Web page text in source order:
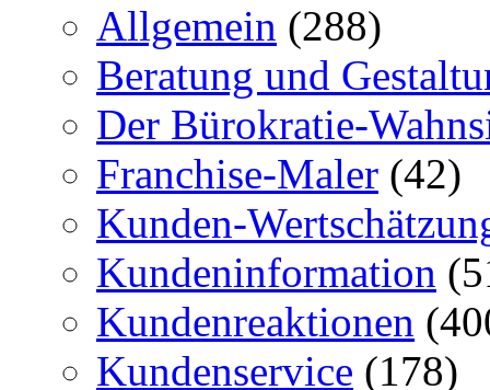
Allgemein (288)
Beratung und
Der Bürokratie-
Franchise-Maler (42)
Kunden-
Kundeninformation
Kundenreaktionen
Kundenservice (178)